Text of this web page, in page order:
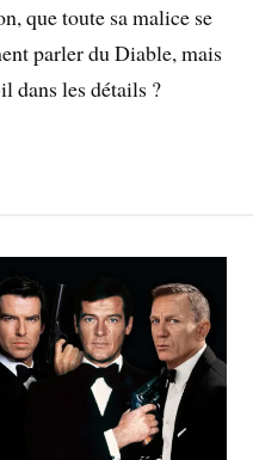
que toute sa malice se
parler du Diable, mais
dans les détails ?